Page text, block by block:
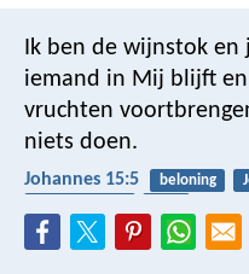
Ik ben de wijnstok
iemand in Mij blijft en
vruchten
niets doen.
Johannes 15:5 beloning